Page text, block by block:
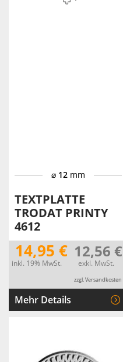
⌀ 12 mm
TEXTPLATTE
TRODAT PRINTY
4612
14,95 €
inkl. 19% MwSt.
12,56 €
exkl. MwSt.
zzgl. Versandkosten
Mehr Details